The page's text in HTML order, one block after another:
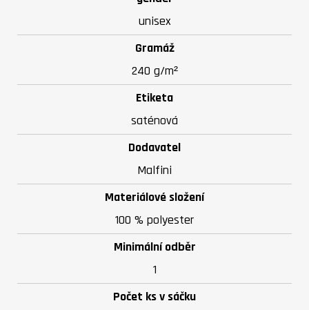
unisex
Gramáž
240 g/m²
Etiketa
saténová
Dodavatel
Malfini
Materiálové složení
100 % polyester
Minimální odběr
1
Počet ks v sáčku